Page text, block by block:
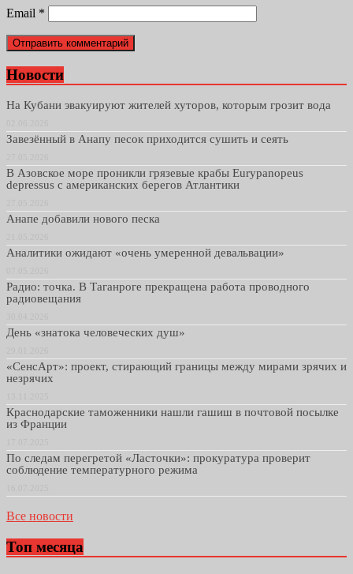
Email *
Новости
На Кубани эвакуируют жителей хуторов, которым грозит вода
Завезённый в Анапу песок приходится сушить и сеять
В Азовское море проникли грязевые крабы Eurypanopeus
depressus с американских берегов Атлантики
Анапе добавили нового песка
Аналитики ожидают «очень умеренной девальвации»
Радио: точка. В Таганроге прекращена работа проводного
радиовещания
День «знатока человеческих душ»
«СенсАрт»: проект, стирающий границы между мирами зрячих и
незрячих
Краснодарские таможенники нашли гашиш в почтовой посылке
из Франции
По следам перегретой «Ласточки»: прокуратура проверит
соблюдение температурного режима
Все новости
Топ месяца